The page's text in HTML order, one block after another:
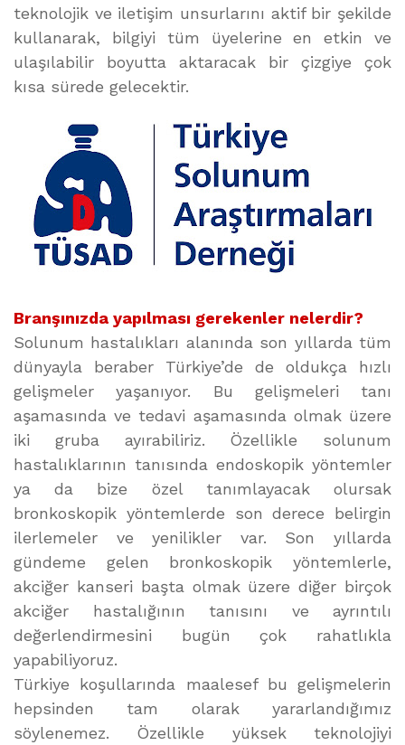
teknolojik ve iletişim unsurlarını aktif bir şekilde
kullanarak, bilgiyi tüm üyelerine en etkin ve
ulaşılabilir boyutta aktaracak bir çizgiye çok
kısa sürede gelecektir.
Branşınızda yapılması gerekenler nelerdir?
Solunum hastalıkları alanında son yıllarda tüm
dünyayla beraber Türkiye’de de oldukça hızlı
gelişmeler yaşanıyor. Bu gelişmeleri tanı
aşamasında ve tedavi aşamasında olmak üzere
iki gruba ayırabiliriz. Özellikle solunum
hastalıklarının tanısında endoskopik yöntemler
ya da bize özel tanımlayacak olursak
bronkoskopik yöntemlerde son derece belirgin
ilerlemeler ve yenilikler var. Son yıllarda
gündeme gelen bronkoskopik yöntemlerle,
akciğer kanseri başta olmak üzere diğer birçok
akciğer hastalığının tanısını ve ayrıntılı
değerlendirmesini bugün çok rahatlıkla
yapabiliyoruz.
Türkiye koşullarında maalesef bu gelişmelerin
hepsinden tam olarak yararlandığımız
söylenemez. Özellikle yüksek teknolojiyi